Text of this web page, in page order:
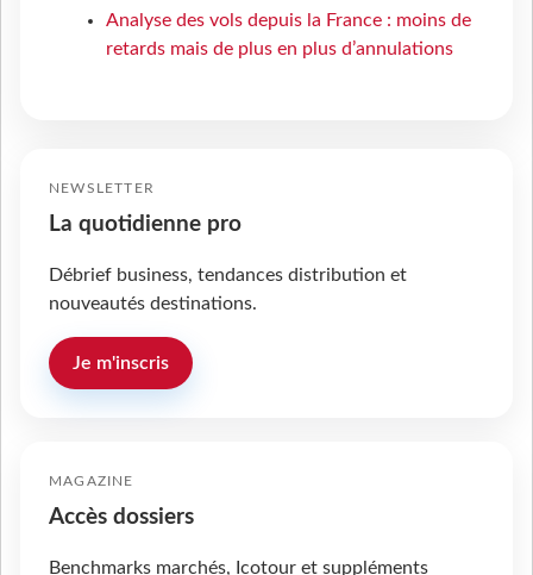
Analyse des vols depuis la France : moins de
retards mais de plus en plus d’annulations
NEWSLETTER
La quotidienne pro
Débrief business, tendances distribution et
nouveautés destinations.
Je m'inscris
MAGAZINE
Accès dossiers
Benchmarks marchés, Icotour et suppléments